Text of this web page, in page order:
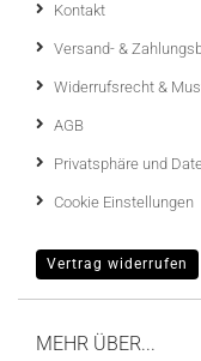
Kontakt
Versand- &
Widerrufsrecht &
AGB
Privatsphäre und
Cookie Einstellungen
Vertrag widerrufen
MEHR ÜBER...